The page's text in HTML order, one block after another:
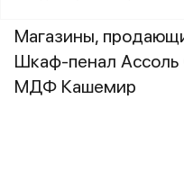
Магазины,
Шкаф-пенал
МДФ Кашемир